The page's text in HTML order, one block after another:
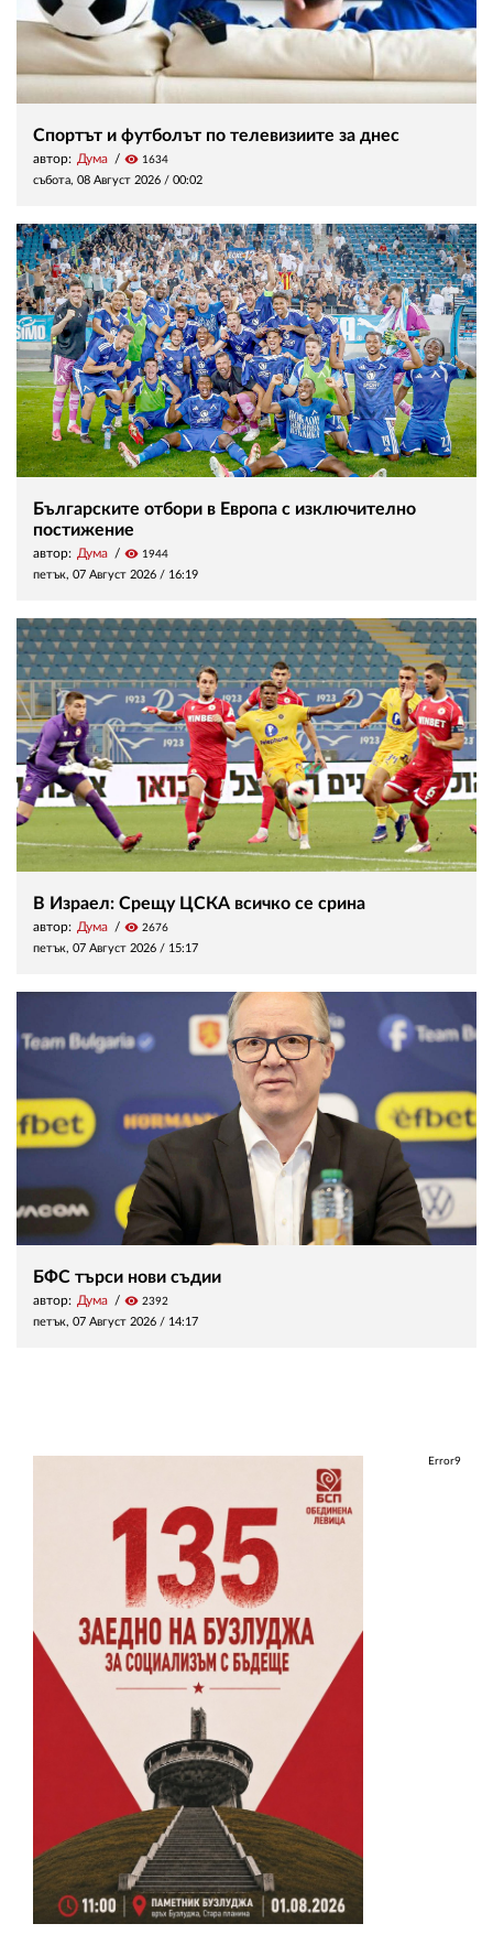
Спортът и футболът по телевизиите за днес
автор: Дума visibility 1634
събота, 08 Август 2026 / 00:02
Българските отбори в Европа с изключително
постижение
автор: Дума visibility 1944
петък, 07 Август 2026 / 16:19
В Израел: Срещу ЦСКА всичко се срина
автор: Дума visibility 2676
петък, 07 Август 2026 / 15:17
БФС търси нови съдии
автор: Дума visibility 2392
петък, 07 Август 2026 / 14:17
Error9